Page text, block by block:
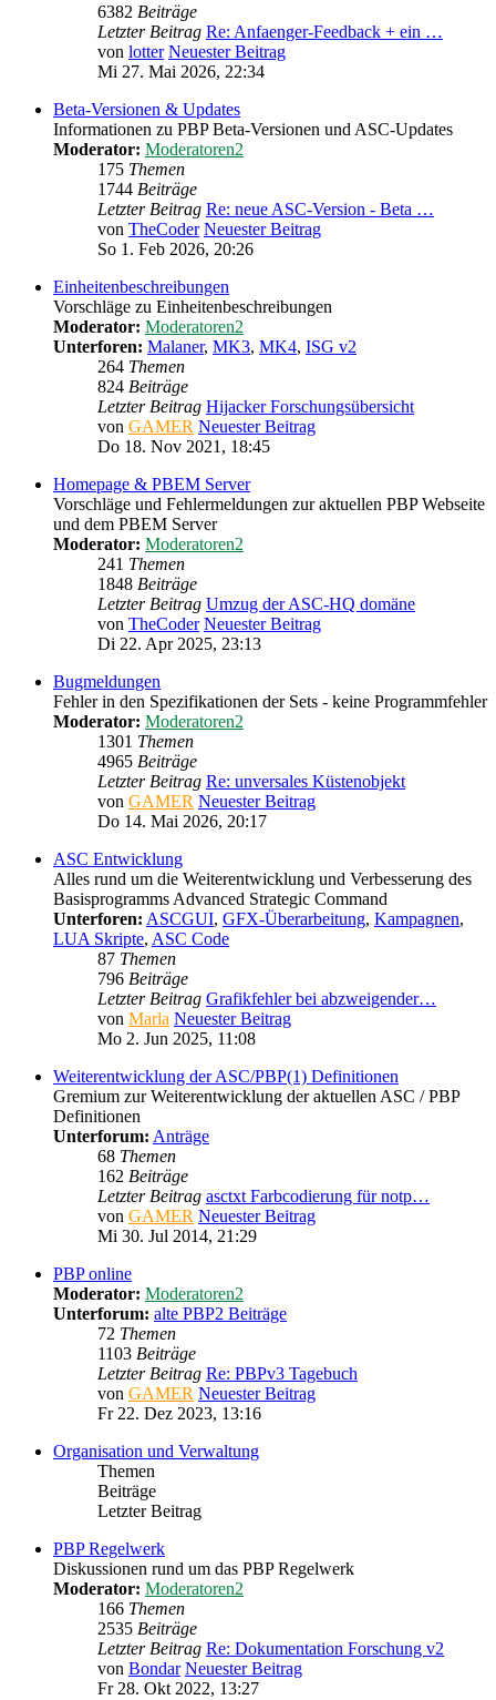
6382 Beiträge
Letzter Beitrag Re: Anfaenger-Feedback + ein …
von lotter Neuester Beitrag
Mi 27. Mai 2026, 22:34
Beta-Versionen & Updates
Informationen zu PBP Beta-Versionen und ASC-Updates
Moderator: Moderatoren2
175 Themen
1744 Beiträge
Letzter Beitrag Re: neue ASC-Version - Beta …
von TheCoder Neuester Beitrag
So 1. Feb 2026, 20:26
Einheitenbeschreibungen
Vorschläge zu Einheitenbeschreibungen
Moderator: Moderatoren2
Unterforen: Malaner, MK3, MK4, ISG v2
264 Themen
824 Beiträge
Letzter Beitrag Hijacker Forschungsübersicht
von GAMER Neuester Beitrag
Do 18. Nov 2021, 18:45
Homepage & PBEM Server
Vorschläge und Fehlermeldungen zur aktuellen PBP Webseite
und dem PBEM Server
Moderator: Moderatoren2
241 Themen
1848 Beiträge
Letzter Beitrag Umzug der ASC-HQ domäne
von TheCoder Neuester Beitrag
Di 22. Apr 2025, 23:13
Bugmeldungen
Fehler in den Spezifikationen der Sets - keine Programmfehler
Moderator: Moderatoren2
1301 Themen
4965 Beiträge
Letzter Beitrag Re: unversales Küstenobjekt
von GAMER Neuester Beitrag
Do 14. Mai 2026, 20:17
ASC Entwicklung
Alles rund um die Weiterentwicklung und Verbesserung des
Basisprogramms Advanced Strategic Command
Unterforen: ASCGUI, GFX-Überarbeitung, Kampagnen,
LUA Skripte, ASC Code
87 Themen
796 Beiträge
Letzter Beitrag Grafikfehler bei abzweigender…
von Marla Neuester Beitrag
Mo 2. Jun 2025, 11:08
Weiterentwicklung der ASC/PBP(1) Definitionen
Gremium zur Weiterentwicklung der aktuellen ASC / PBP
Definitionen
Unterforum: Anträge
68 Themen
162 Beiträge
Letzter Beitrag asctxt Farbcodierung für notp…
von GAMER Neuester Beitrag
Mi 30. Jul 2014, 21:29
PBP online
Moderator: Moderatoren2
Unterforum: alte PBP2 Beiträge
72 Themen
1103 Beiträge
Letzter Beitrag Re: PBPv3 Tagebuch
von GAMER Neuester Beitrag
Fr 22. Dez 2023, 13:16
Organisation und Verwaltung
Themen
Beiträge
Letzter Beitrag
PBP Regelwerk
Diskussionen rund um das PBP Regelwerk
Moderator: Moderatoren2
166 Themen
2535 Beiträge
Letzter Beitrag Re: Dokumentation Forschung v2
von Bondar Neuester Beitrag
Fr 28. Okt 2022, 13:27